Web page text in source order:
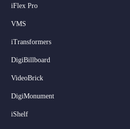
iFlex Pro
VMS
iTransformers
DigiBillboard
VideoBrick
DigiMonument
iShelf
Hindi
Serbian